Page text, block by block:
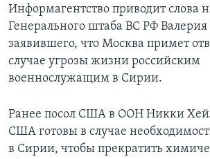
Информагентство приводит слова
Генерального штаба ВС РФ Валерия
заявившего, что Москва примет
случае угрозы жизни российским
военнослужащим в Сирии.
Ранее посол США в ООН Никки
США готовы в случае
в Сирии, чтобы прекратить